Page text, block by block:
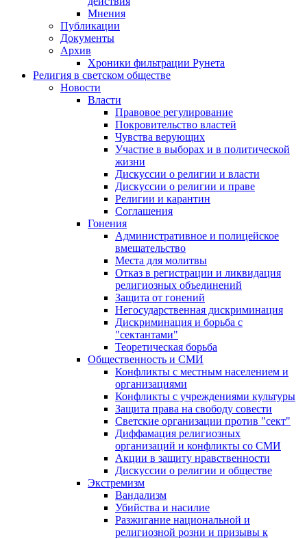
Мнения
Публикации
Документы
Архив
Хроники фильтрации Рунета
Религия в светском обществе
Новости
Власти
Правовое регулирование
Покровительство властей
Чувства верующих
Участие в выборах и в политической
жизни
Дискуссии о религии и власти
Дискуссии о религии и праве
Религии и карантин
Соглашения
Гонения
Административное и полицейское
вмешательство
Места для молитвы
Отказ в регистрации и ликвидация
религиозных объединений
Защита от гонений
Негосударственная дискриминация
Дискриминация и борьба с
"сектантами"
Теоретическая борьба
Общественность и СМИ
Конфликты с местным населением и
организациями
Конфликты с учреждениями культуры
Защита права на свободу совести
Светские организации против "сект"
Диффамация религиозных
организаций и конфликты со СМИ
Акции в защиту нравственности
Дискуссии о религии и обществе
Экстремизм
Вандализм
Убийства и насилие
Разжигание национальной и
религиозной розни и призывы к